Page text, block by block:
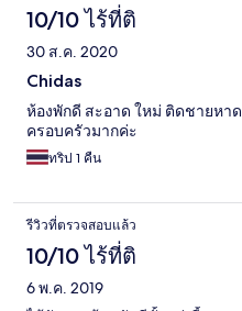
10/10 ไร้ที่ติ
30 ส.ค. 2020
Chidas
ห้องพักดี สะอาด ใหม่ ติดชายหา
ครอบครัวมากค่ะ
ทริป 1 คืน
รีวิวที่ตรวจสอบแล้ว
10/10 ไร้ที่ติ
6 พ.ค. 2019